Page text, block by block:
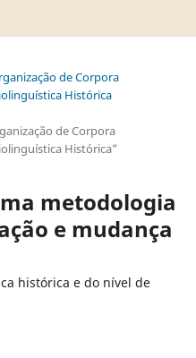
de Corpora
Histórica
de Corpora
Histórica”
metodologia
e mudança
histórica e do nível de